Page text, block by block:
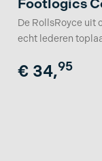
Footlogics
De RollsRoyce uit
echt lederen
€ 34,95